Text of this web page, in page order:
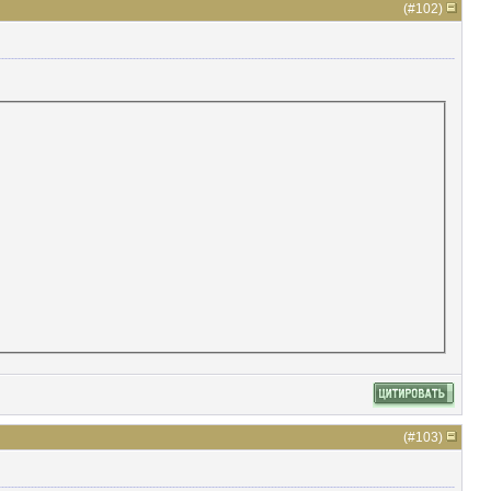
(#102)
(#103)